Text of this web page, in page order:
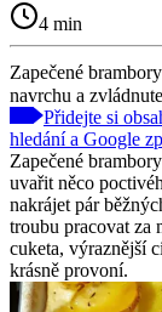
4 min
Zapečené
navrchu a
Přidejte si
hledání a Google
Zapečené
uvařit něco
nakrájet pár
troubu pracovat za
cuketa, výraznější
krásně provoní.